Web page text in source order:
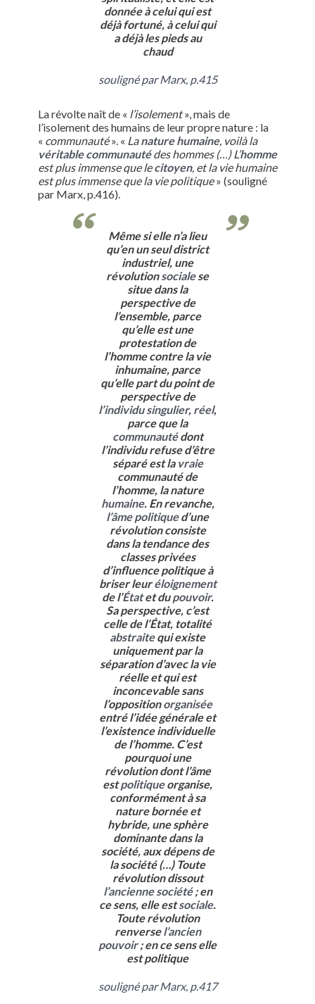
donnée à celui qui est
déjà fortuné, à celui qui
a déjà les pieds au
chaud
souligné par Marx, p.415
La révolte naît de « l’isolement», mais de
l’isolement des humains de leur propre nature : la
« communauté». « Lanature humaine, voilà la
véritable communautédes hommes (…) L’homme
est plus immense que lecitoyen, et la vie humaine
est plus immense que la vie politique» (souligné
par Marx, p.416).
Même si elle n’a lieu
qu’en un seul district
industriel, une
révolutionsocialese
situe dans la
perspective de
l’ensemble, parce
qu’elle est une
protestation de
l’homme contre la vie
inhumaine, parce
qu’elle part du point de
perspective de
l’individu singulier, réel,
parce que la
communautédont
l’individu refuse d’être
séparé est la vraie
communauté de
l’homme, la nature
humaine. En revanche,
l’âme politiqued’une
révolution consiste
dans la tendance des
classes privées
d’influence politique à
briser leuréloignement
de l’Étatet dupouvoir.
Sa perspective, c’est
celle de l’État, totalité
abstraitequi existe
uniquement par la
séparation d’avec la vie
réelle et qui est
inconcevable sans
l’oppositionorganisée
entré l’idée générale et
l’existence individuelle
de l’homme. C’est
pourquoi une
révolution dont l’âme
estpolitiqueorganise,
conformément à sa
nature bornée et
hybride, une sphère
dominante dans la
société, aux dépens de
la société (…) Toute
révolution dissout
l’ancienne société; en
ce sens, elle estsociale.
Toute révolution
renversel’ancien
pouvoir; en ce sens elle
est politique
souligné par Marx, p.417